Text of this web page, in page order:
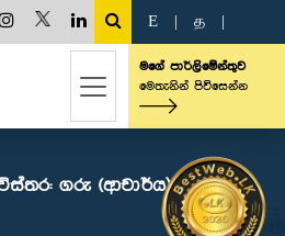
E த
මගේ පාර්ලිමේන්තුව
මෙතැනින් පිවිසෙන්න
ගරු (ආචාර්ය) සුරේන්